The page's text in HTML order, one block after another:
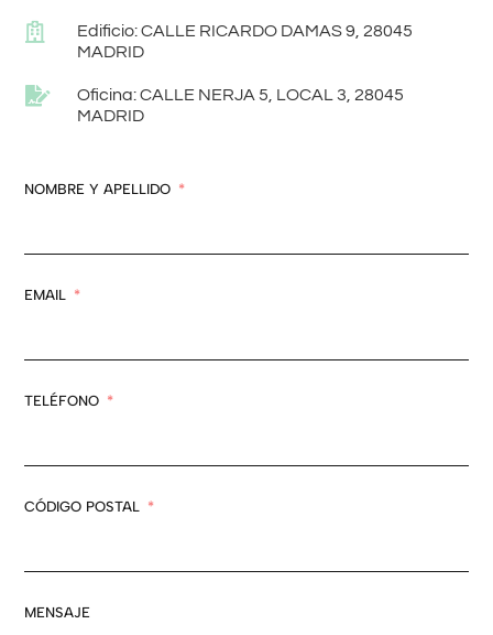

Edificio: CALLE RICARDO DAMAS 9, 28045
MADRID

Oficina: CALLE NERJA 5, LOCAL 3, 28045
MADRID
NOMBRE Y APELLIDO
EMAIL
TELÉFONO
CÓDIGO POSTAL
MENSAJE